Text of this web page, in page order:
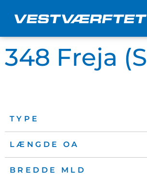
348 Freja
TYPE
LÆNGDE OA
BREDDE MLD